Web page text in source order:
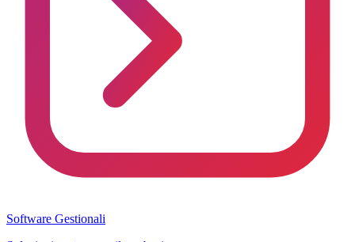
Software Gestionali